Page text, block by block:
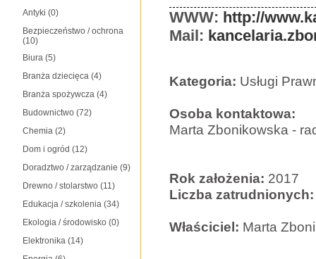
Antyki (0)
Bezpieczeństwo / ochrona
(10)
Biura (5)
Branża dziecięca (4)
Branża spożywcza (4)
Budownictwo (72)
Chemia (2)
Dom i ogród (12)
Doradztwo / zarządzanie (9)
Drewno / stolarstwo (11)
Edukacja / szkolenia (34)
Ekologia / środowisko (0)
Elektronika (14)
WWW: http://
Mail:
Kategoria: Usługi
Osoba kontaktowa:
Marta Zbonikowska -
Rok założenia: 2017
Liczba zatrudnionych:
Właściciel: Marta